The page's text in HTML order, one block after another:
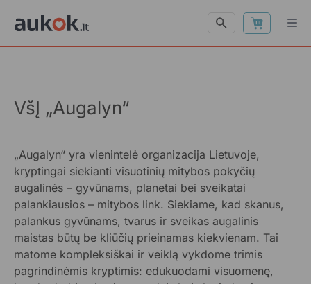
VšĮ „Augalyn“
„Augalyn“ yra vienintelė organizacija Lietuvoje,
kryptingai siekianti visuotinių mitybos pokyčių
augalinės – gyvūnams, planetai bei sveikatai
palankiausios – mitybos link. Siekiame, kad skanus,
palankus gyvūnams, tvarus ir sveikas augalinis
maistas būtų be kliūčių prieinamas kiekvienam. Tai
matome kompleksiškai ir veiklą vykdome trimis
pagrindinėmis kryptimis: edukuodami visuomenę,